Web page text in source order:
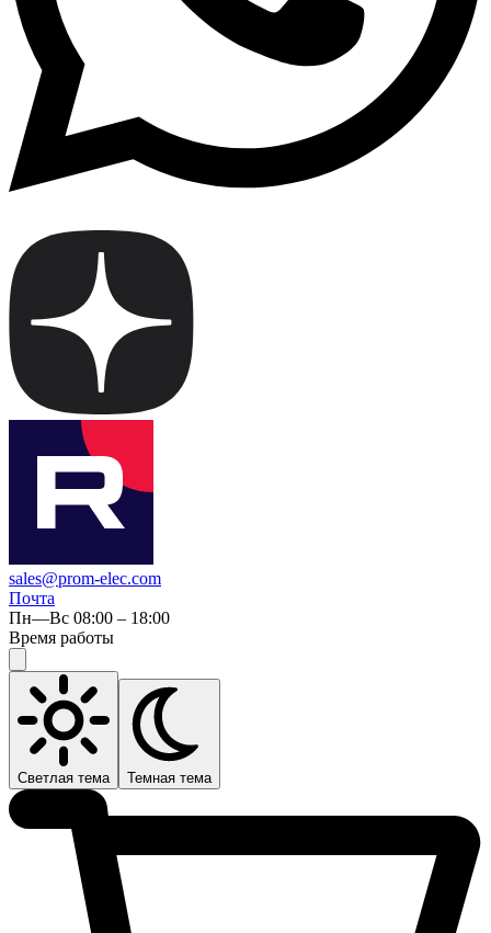
sales@prom-elec.com
Почта
Пн—Вс 08:00 – 18:00
Время работы
Светлая тема Темная тема